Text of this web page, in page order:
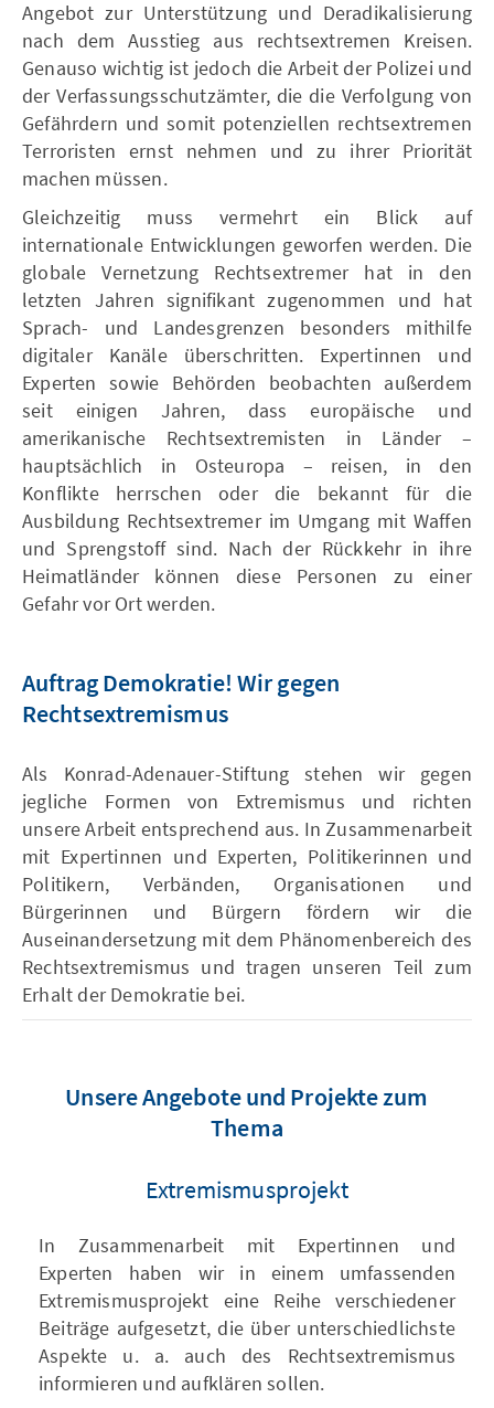
Angebot zur Unterstützung und Deradikalisierung
nach dem Ausstieg aus rechtsextremen Kreisen.
Genauso wichtig ist jedoch die Arbeit der Polizei und
der Verfassungsschutzämter, die die Verfolgung von
Gefährdern und somit potenziellen rechtsextremen
Terroristen ernst nehmen und zu ihrer Priorität
machen müssen.
Gleichzeitig muss vermehrt ein Blick auf
internationale Entwicklungen geworfen werden. Die
globale Vernetzung Rechtsextremer hat in den
letzten Jahren signifikant zugenommen und hat
Sprach- und Landesgrenzen besonders mithilfe
digitaler Kanäle überschritten. Expertinnen und
Experten sowie Behörden beobachten außerdem
seit einigen Jahren, dass europäische und
amerikanische Rechtsextremisten in Länder –
hauptsächlich in Osteuropa – reisen, in den
Konflikte herrschen oder die bekannt für die
Ausbildung Rechtsextremer im Umgang mit Waffen
und Sprengstoff sind. Nach der Rückkehr in ihre
Heimatländer können diese Personen zu einer
Gefahr vor Ort werden.
Auftrag Demokratie! Wir gegen
Rechtsextremismus
Als Konrad-Adenauer-Stiftung stehen wir gegen
jegliche Formen von Extremismus und richten
unsere Arbeit entsprechend aus. In Zusammenarbeit
mit Expertinnen und Experten, Politikerinnen und
Politikern, Verbänden, Organisationen und
Bürgerinnen und Bürgern fördern wir die
Auseinandersetzung mit dem Phänomenbereich des
Rechtsextremismus und tragen unseren Teil zum
Erhalt der Demokratie bei.
Unsere Angebote und Projekte zum
Thema
Extremismusprojekt
In Zusammenarbeit mit Expertinnen und
Experten haben wir in einem umfassenden
Extremismusprojekt eine Reihe verschiedener
Beiträge aufgesetzt, die über unterschiedlichste
Aspekte u. a. auch des Rechtsextremismus
informieren und aufklären sollen.